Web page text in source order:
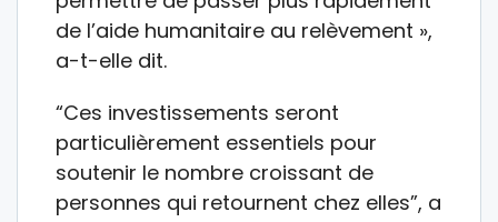
de l’aide humanitaire au relèvement »,
a-t-elle dit.
“Ces investissements seront
particulièrement essentiels pour
soutenir le nombre croissant de
personnes qui retournent chez elles”, a